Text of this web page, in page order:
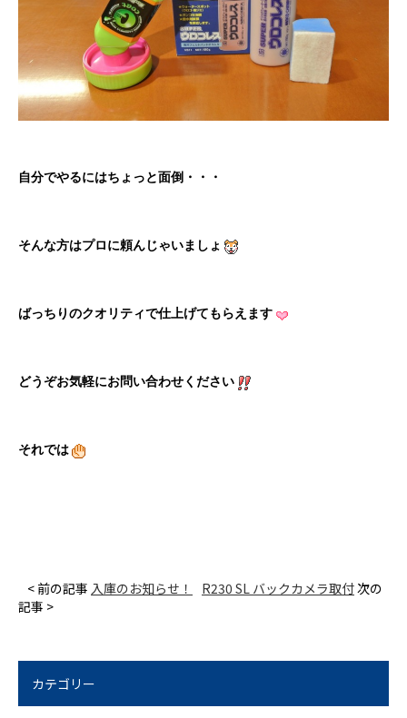
自分でやるにはちょっと面倒・・・
そんな方はプロに頼んじゃいましょ
ばっちりのクオリティで仕上げてもらえます
どうぞお気軽にお問い合わせください
それでは
< 前の記事 入庫のお知らせ！ R230 SL バックカメラ取付次の
記事 >
カテゴリー